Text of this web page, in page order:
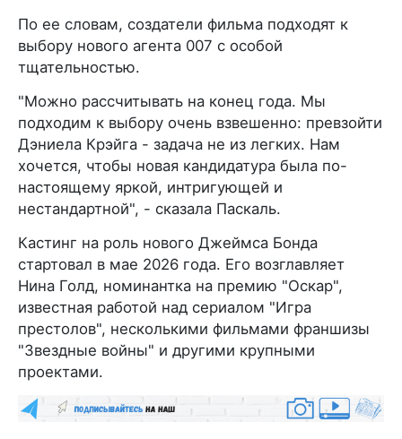
По ее словам, создатели фильма подходят к
выбору нового агента 007 с особой
тщательностью.
"Можно рассчитывать на конец года. Мы
подходим к выбору очень взвешенно: превзойти
Дэниела Крэйга - задача не из легких. Нам
хочется, чтобы новая кандидатура была по-
настоящему яркой, интригующей и
нестандартной", - сказала Паскаль.
Кастинг на роль нового Джеймса Бонда
стартовал в мае 2026 года. Его возглавляет
Нина Голд, номинантка на премию "Оскар",
известная работой над сериалом "Игра
престолов", несколькими фильмами франшизы
"Звездные войны" и другими крупными
проектами.